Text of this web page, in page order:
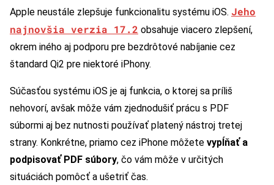
Apple neustále zlepšuje funkcionalitu systému iOS. Jeho
najnovšia verzia 17.2 obsahuje viacero zlepšení,
okrem iného aj podporu pre bezdrôtové nabíjanie cez
štandard Qi2 pre niektoré iPhony.
Súčasťou systému iOS je aj funkcia, o ktorej sa príliš
nehovorí, avšak môže vám zjednodušiť prácu s PDF
súbormi aj bez nutnosti používať platený nástroj tretej
strany. Konkrétne, priamo cez iPhone môžete vypĺňať a
podpisovať PDF súbory, čo vám môže v určitých
situáciách pomôcť a ušetriť čas.